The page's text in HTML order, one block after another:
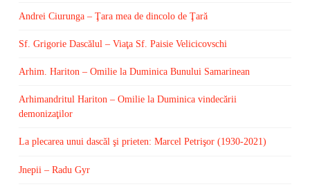
Andrei Ciurunga – Ţara mea de dincolo de Ţară
Sf. Grigorie Dascălul – Viaţa Sf. Paisie Velicicovschi
Arhim. Hariton – Omilie la Duminica Bunului Samarinean
Arhimandritul Hariton – Omilie la Duminica vindecării
demonizaţilor
La plecarea unui dascăl şi prieten: Marcel Petrişor (1930-2021)
Jnepii – Radu Gyr